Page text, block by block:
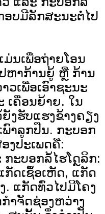
ບມີລັກສະນະຕໍ່ໄປ
ນເພື່ອຖ່າຍໂອນ
ຫາກ້ານຍູ້ ຫຼື ກ້ານ
ວເພື່ອເອົາຊະນະ
ເຄື່ອນຍ້າຍ. ໃນ
ງຮັບແຮງຂ້າງຄຽງ
າລູກປືນ. ກະບອກ
ງປະເພດຄື:
ະບອກລໍ້ໄຮໂດຼລິກ:
ດເຊື້ອເຫັດ, ແກັດ
ແກັດທົ່ວໄປມີໂຄງ
ຳຈັດຊ່ອງຫວ່າງ